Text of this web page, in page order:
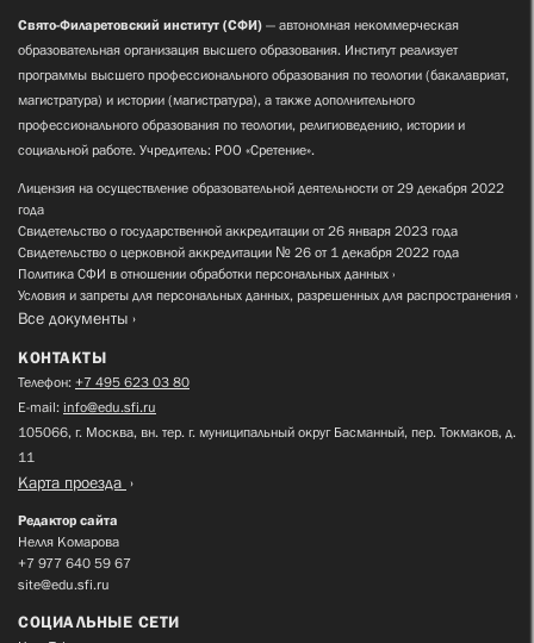
Свято-Филаретовский институт (СФИ) — автономная некоммерческая
образовательная организация высшего образования. Институт реализует
программы высшего профессионального образования по теологии (бакалавриат,
магистратура) и истории (магистратура), а также дополнительного
профессионального образования по теологии, религиоведению, истории и
социальной работе. Учредитель: РОО «Сретение».
Лицензия на осуществление образовательной деятельности от 29 декабря 2022
года
Свидетельство о государственной аккредитации от 26 января 2023 года
Свидетельство о церковной аккредитации № 26 от 1 декабря 2022 года
Политика СФИ в отношении обработки персональных данных
Условия и запреты для персональных данных, разрешенных для распространения
Все документы
КОНТАКТЫ
Телефон: +7 495 623 03 80
E-mail: info@edu.sfi.ru
105066, г. Москва, вн. тер. г. муниципальный округ Басманный, пер. Токмаков, д.
11
Карта проезда
Редактор сайта
Нелля Комарова
+7 977 640 59 67
site@edu.sfi.ru
СОЦИАЛЬНЫЕ СЕТИ